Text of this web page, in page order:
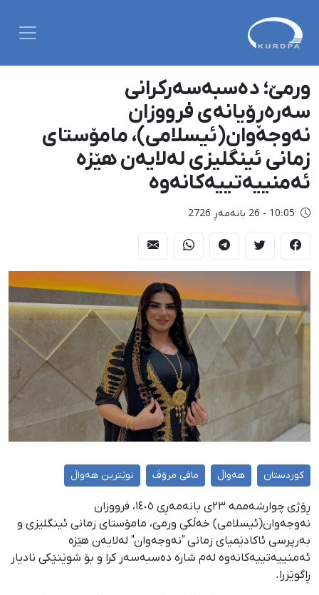
ورمێ؛ دەسبەسەرکرانی
سەرەڕۆیانەی فرووزان
نەوجەوان(ئیسلامی)، مامۆستای
زمانی ئینگلیزی لەلایەن هێزە
ئەمنییەتییەکانەوە
10:05 - 26 بانەمەڕ 2726
کوردستان هەواڵ مافی مرۆڤ نوێترین هەواڵ
ڕۆژی چوارشەممە ٢٣ی بانەمەڕی ١٤٠٥، فرووزان
نەوجەوان(ئیسلامی) خەڵکی ورمێ، مامۆستای زمانی ئینگلیزی و
بەرپرسی ئاکادێمیای زمانی "نەوجەوان" لەلایەن هێزە
ئەمنییەتییەکانەوە لەم شارە دەسبەسەر کرا و بۆ شوێنێکی نادیار
ڕاگوێزرا.